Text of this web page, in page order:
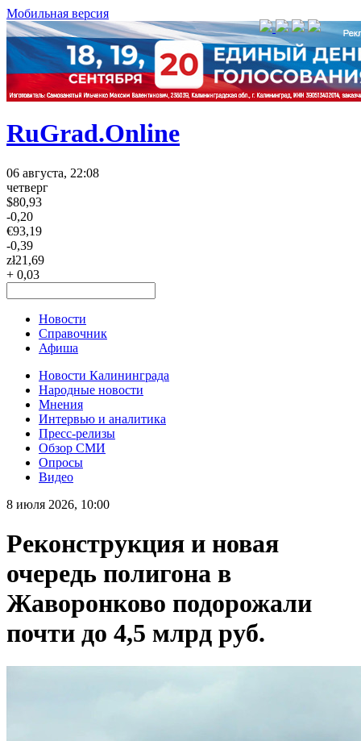
Мобильная версия
RuGrad.Online
06 августа, 22:08
четверг
$80,93
-0,20
€93,19
-0,39
zł21,69
+ 0,03
Новости
Справочник
Афиша
Новости Калининграда
Народные новости
Мнения
Интервью и аналитика
Пресс-релизы
Обзор СМИ
Опросы
Видео
8 июля 2026, 10:00
Реконструкция и новая
очередь полигона в
Жаворонково подорожали
почти до 4,5 млрд руб.